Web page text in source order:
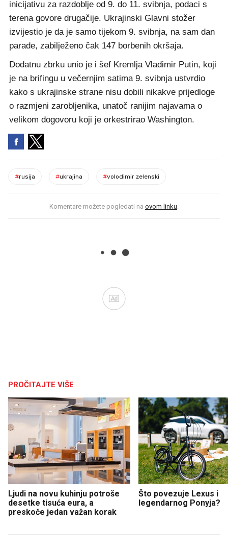
inicijativu za razdoblje od 9. do 11. svibnja, podaci s
terena govore drugačije. Ukrajinski Glavni stožer
izvijestio je da je samo tijekom 9. svibnja, na sam dan
parade, zabilježeno čak 147 borbenih okršaja.
Dodatnu zbrku unio je i šef Kremlja Vladimir Putin, koji
je na brifingu u večernjim satima 9. svibnja ustvrdio
kako s ukrajinske strane nisu dobili nikakve prijedloge
o razmjeni zarobljenika, unatoč ranijim najavama o
velikom dogovoru koji je orkestrirao Washington.
#rusija #ukrajina #volodimir zelenski
Komentare možete pogledati na ovom linku.
Ad
PROČITAJTE VIŠE
Ljudi na novu kuhinju potroše
desetke tisuća eura, a
preskoče jedan važan korak
Što povezuje Lexus i
legendarnog Ponyja?